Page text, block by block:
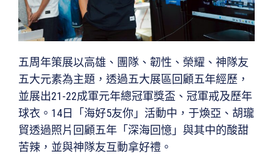
五周年策展以高雄、團隊、韌性、榮耀、神隊友
五大元素為主題，透過五大展區回顧五年經歷，
並展出21-22成軍元年總冠軍獎盃、冠軍戒及歷年
球衣。14日「海好5友你」活動中，于煥亞、胡瓏
貿透過照片回顧五年「深海回憶」與其中的酸甜
苦辣，並與神隊友互動拿好禮。